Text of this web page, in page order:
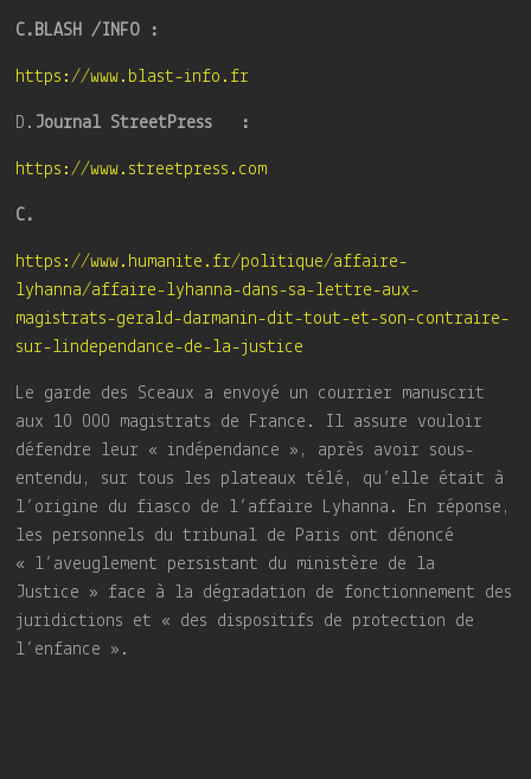
C.BLASH /INFO :
https://www.blast-info.fr
D. Journal StreetPress :
https://www.streetpress.com
C.
https://www.humanite.fr/politique/affaire-
lyhanna/affaire-lyhanna-dans-sa-lettre-aux-
magistrats-gerald-darmanin-dit-tout-et-son-contraire-
sur-lindependance-de-la-justice
Le garde des Sceaux a envoyé un courrier manuscrit
aux 10 000 magistrats de France. Il assure vouloir
défendre leur « indépendance », après avoir sous-
entendu, sur tous les plateaux télé, qu’elle était à
l’origine du fiasco de l’affaire Lyhanna. En réponse,
les personnels du tribunal de Paris ont dénoncé
« l’aveuglement persistant du ministère de la
Justice » face à la dégradation de fonctionnement des
juridictions et « des dispositifs de protection de
l’enfance ».